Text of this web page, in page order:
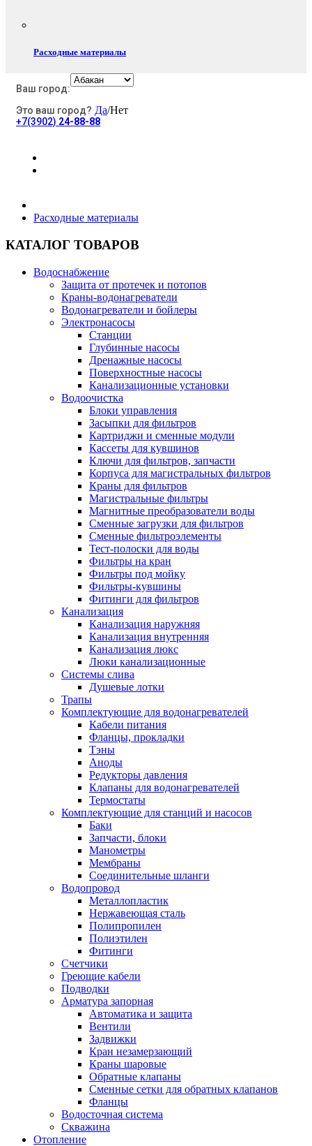
Расходные материалы
Электротовары
Строительные товары
Все для бани
Полезные статьи
Новости и Акции
Оплата и доставка
Сервис-центр
Адреса Сервис-центров
Условия возврата товара
Обмен и возврат товара
Ваш город:
Это ваш город? Да/Нет
+7(3902) 24-88-88
Расходные материалы
КАТАЛОГ ТОВАРОВ
Водоснабжение
Защита от протечек и потопов
Краны-водонагреватели
Водонагреватели и бойлеры
Электронасосы
Станции
Глубинные насосы
Дренажные насосы
Поверхностные насосы
Канализационные установки
Водоочистка
Блоки управления
Засыпки для фильтров
Картриджи и сменные модули
Кассеты для кувшинов
Ключи для фильтров, запчасти
Корпуса для магистральных фильтров
Краны для фильтров
Магистральные фильтры
Магнитные преобразователи воды
Сменные загрузки для фильтров
Сменные фильтроэлементы
Тест-полоски для воды
Фильтры на кран
Фильтры под мойку
Фильтры-кувшины
Фитинги для фильтров
Канализация
Канализация наружняя
Канализация внутренняя
Канализация люкс
Люки канализационные
Системы слива
Душевые лотки
Трапы
Комплектующие для водонагревателей
Кабели питания
Фланцы, прокладки
Тэны
Аноды
Редукторы давления
Клапаны для водонагревателей
Термостаты
Комплектующие для станций и насосов
Баки
Запчасти, блоки
Манометры
Мембраны
Соединительные шланги
Водопровод
Металлопластик
Нержавеющая сталь
Полипропилен
Полиэтилен
Фитинги
Счетчики
Греющие кабели
Подводки
Арматура запорная
Автоматика и защита
Вентили
Задвижки
Кран незамерзающий
Краны шаровые
Обратные клапаны
Сменные сетки для обратных клапанов
Фланцы
Водосточная система
Скважина
Отопление